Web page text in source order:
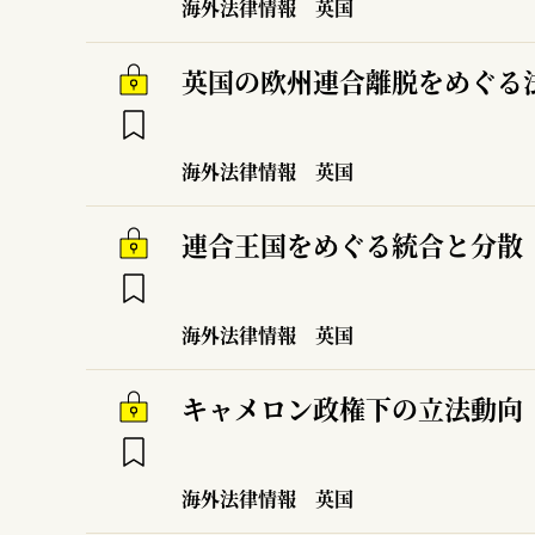
海外法律情報 英国
英国の欧州連合離脱をめぐる
海外法律情報 英国
連合王国をめぐる統合と分散
海外法律情報 英国
キャメロン政権下の立法動向
海外法律情報 英国